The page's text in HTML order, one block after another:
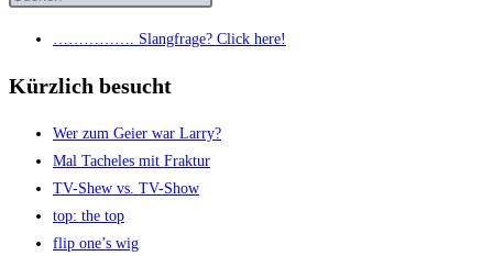
……………. Slang­fra­ge? Click here!
Kürzlich besucht
Wer zum Gei­er war Larry?
Mal Tache­les mit Fraktur
TV-Shew vs. TV-Show
top: the top
flip one’s wig